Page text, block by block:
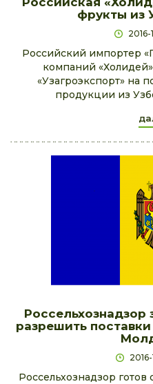
фрукты из
2016-
Российский импортер
компаний
«Узагроэкспорт» на
продукции из
Россельхознадзор
разрешить
2016-
Россельхознадзор